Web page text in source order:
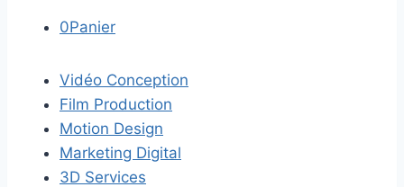
0Panier
Vidéo Conception
Film Production
Motion Design
Marketing Digital
3D Services